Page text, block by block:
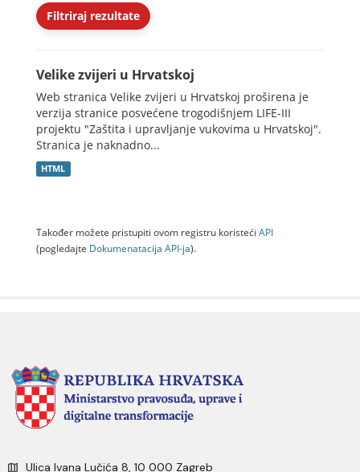
Filtriraj rezultate
Velike zvijeri u Hrvatskoj
Web stranica Velike zvijeri u Hrvatskoj proširena je
verzija stranice posvećene trogodišnjem LIFE-III
projektu "Zaštita i upravljanje vukovima u Hrvatskoj".
Stranica je naknadno...
HTML
Također možete pristupiti ovom registru koristeći API
(pogledajte Dokumenаtаcijа API-jа).